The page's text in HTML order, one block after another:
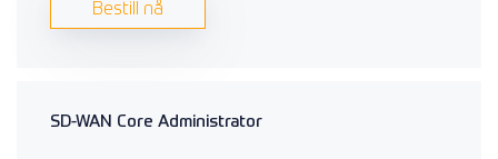
Bestill nå
SD-WAN Core Administrator